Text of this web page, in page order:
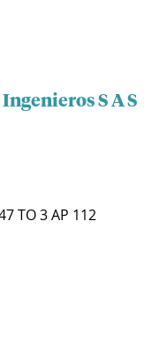
S A S
TO 3 AP 112